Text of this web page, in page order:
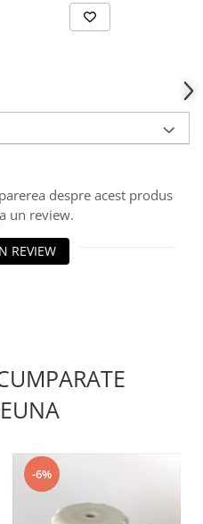
despre acest produs
un review.
REVIEW
-6%